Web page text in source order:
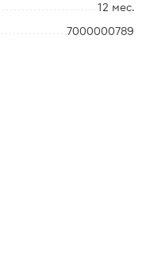
12 мес.
7000000789